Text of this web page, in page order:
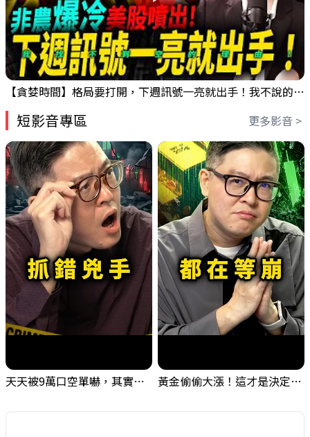
【貪婪時間】格局要打開，下週訊號一亮就出手！我不說的話還真一堆人不知道！｜錢進大趨勢 Mr.智霖 陳 2026/08/08
短影音專區 更多影音 >
天天被9萬口空單嚇，其實你盯錯地方了｜Mr.Jimmy高志銘 #台股 #外資期貨 #融資 黃金偷偷大漲！這才是決定台股生死的「真風向球」！｜Mr.Jimmy高志銘 #黃金 #美元指數 #聯準會